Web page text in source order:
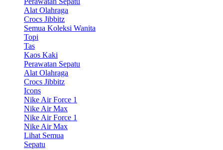
Alat Olahraga
Crocs Jibbitz
Semua Koleksi Wanita
Topi
Tas
Kaos Kaki
Perawatan Sepatu
Alat Olahraga
Crocs Jibbitz
Icons
Nike Air Force 1
Nike Air Max
Nike Air Force 1
Nike Air Max
Lihat Semua
Sepatu